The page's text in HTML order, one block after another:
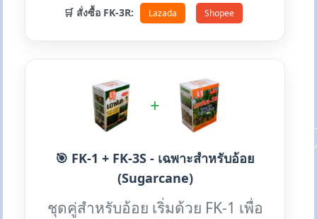
🛒 สั่งซื้อ FK-3R: Lazada Shopee
+
🎯 FK-1 + FK-3S - เฉพาะสำหรับอ้อย
(Sugarcane)
ชุดคู่สำหรับอ้อย เริ่มด้วย FK-1 เพื่อ